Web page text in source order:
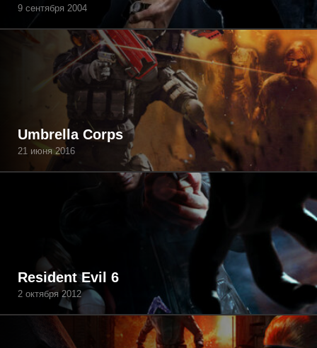
9 сентября 2004
Umbrella Corps
21 июня 2016
Resident Evil 6
2 октября 2012